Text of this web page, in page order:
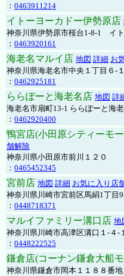
： 0463911214
イトーヨーカドー伊勢原店
神奈川県伊勢原市桜台1-8-1 イ
： 0463920161
海老名マルイ店 地図 詳細 お
神奈川県海老名市中央１丁目６-
： 0462925181
ららぽーと海老名店 地図 詳
海老名市扇町13-1 ららぽーと海
： 0462920400
鴨宮店(小田原シティーモ
舗解除
神奈川県小田原市前川１２０
： 0465452345
宮前店 地図 詳細 お気に入り店
神奈川県川崎市宮前区馬絹1丁目
： 0448718371
マルイファミリー溝口店 地
神奈川県川崎市高津区溝口１-４-
： 0448222525
鎌倉店(コーナン鎌倉大船
神奈川県鎌倉市岡本１１８８番地